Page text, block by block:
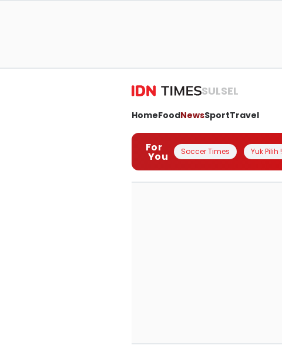
SULSEL
HomeFoodNewsSportTravel
For
You Soccer Times Yuk Pilih !